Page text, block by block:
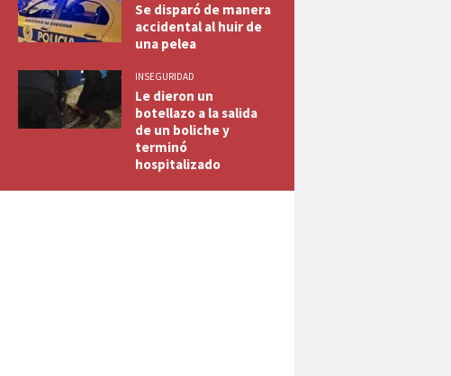
Se disparó de manera
accidental al huir de
una pelea
INSEGURIDAD
Le dieron un
botellazo a la salida
de un boliche y
terminó
hospitalizado